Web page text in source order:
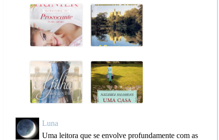
Luna
Uma leitora que se envolve profundamente com as